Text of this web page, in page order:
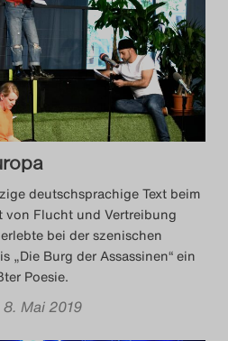
deutschsprachige Text beim
von Flucht und Vertreibung
bei der szenischen
„Die Burg der Assassinen“ ein
Poesie.
8. Mai 2019